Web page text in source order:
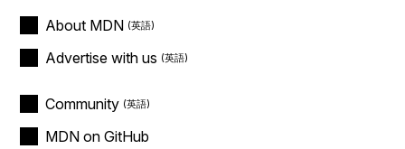
About MDN
Advertise with us
Community
MDN on GitHub